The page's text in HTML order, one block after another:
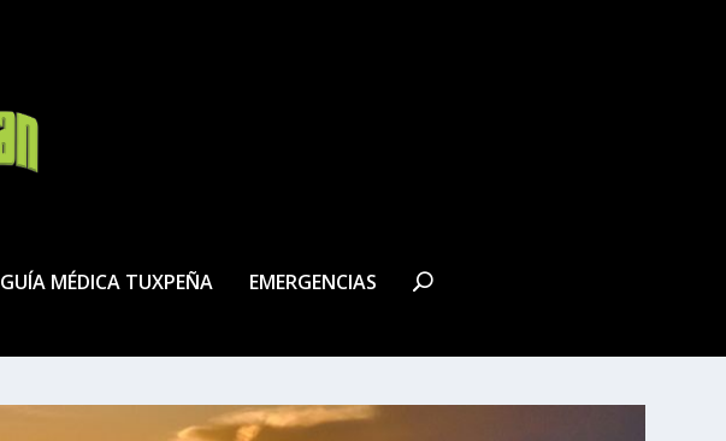
GUÍA MÉDICA TUXPEÑA EMERGENCIAS